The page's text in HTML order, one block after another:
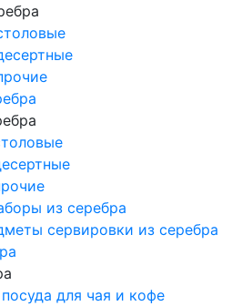
из серебра
сервировки из серебра
для чая и кофе